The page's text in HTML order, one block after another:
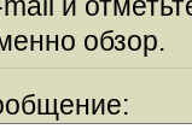
обзор.